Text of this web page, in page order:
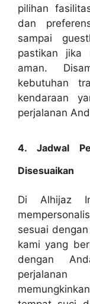
pilihan
dan
sampai
pastikan jika
aman.
kebutuhan
kendaraan
perjalanan
4. Jadwal
Disesuaikan
Di Alhijaz
sesuai
kami yang
dengan